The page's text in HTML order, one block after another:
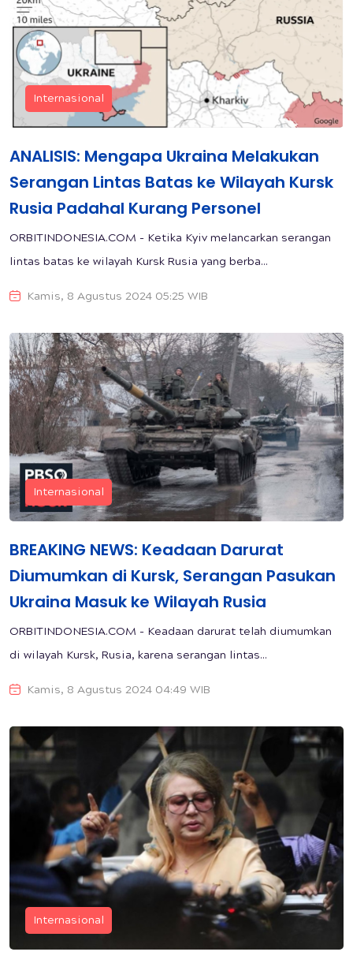
Internasional
ANALISIS: Mengapa Ukraina Melakukan
Serangan Lintas Batas ke Wilayah Kursk
Rusia Padahal Kurang Personel
ORBITINDONESIA.COM - Ketika Kyiv melancarkan serangan
lintas batas ke wilayah Kursk Rusia yang berba...
Kamis, 8 Agustus 2024 05:25 WIB
Internasional
BREAKING NEWS: Keadaan Darurat
Diumumkan di Kursk, Serangan Pasukan
Ukraina Masuk ke Wilayah Rusia
ORBITINDONESIA.COM - Keadaan darurat telah diumumkan
di wilayah Kursk, Rusia, karena serangan lintas...
Kamis, 8 Agustus 2024 04:49 WIB
Internasional